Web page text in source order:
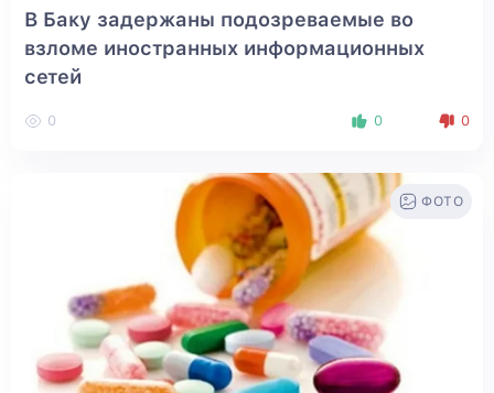
В Баку задержаны подозреваемые во
взломе иностранных информационных
сетей
0 0 0
ФОТО